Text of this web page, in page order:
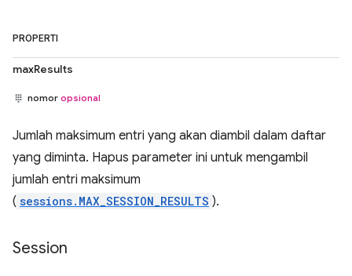
PROPERTI
maxResults
nomor opsional
Jumlah maksimum entri yang akan diambil dalam daftar
yang diminta. Hapus parameter ini untuk mengambil
jumlah entri maksimum
( sessions.MAX_SESSION_RESULTS ).
Session